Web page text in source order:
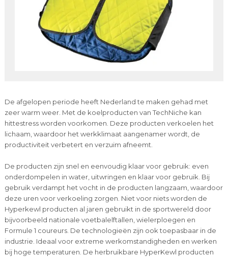
De afgelopen periode heeft Nederland te maken gehad met
zeer warm weer. Met de koelproducten van TechNiche kan
hittestress worden voorkomen. Deze producten verkoelen het
lichaam, waardoor het werkklimaat aangenamer wordt, de
productiviteit verbetert en verzuim afneemt.
De producten zijn snel en eenvoudig klaar voor gebruik: even
onderdompelen in water, uitwringen en klaar voor gebruik. Bij
gebruik verdampt het vocht in de producten langzaam, waardoor
deze uren voor verkoeling zorgen. Niet voor niets worden de
Hyperkewl producten al jaren gebruikt in de sportwereld door
bijvoorbeeld nationale voetbalelftallen, wielerploegen en
Formule 1 coureurs. De technologieën zijn ook toepasbaar in de
industrie. Ideaal voor extreme werkomstandigheden en werken
bij hoge temperaturen. De herbruikbare HyperKewl producten